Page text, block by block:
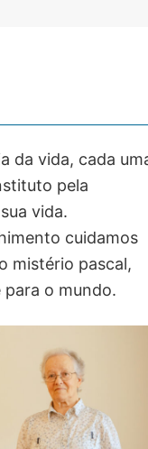
da vida, cada
pela
vida.
cuidamos
mistério pascal,
o mundo.